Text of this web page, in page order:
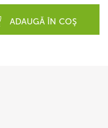
ADAUGĂ ÎN COŞ